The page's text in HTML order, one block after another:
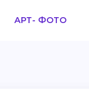
АРТ- ФОТО